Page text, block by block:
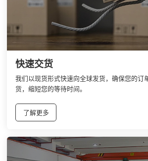
快速交货
我们以现货形式快速向全球发货，确保您的订
货，缩短您的等待时间。
了解更多